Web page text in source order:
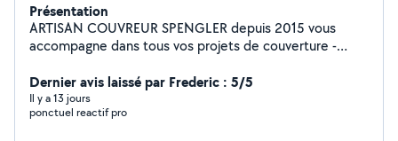
Présentation
ARTISAN COUVREUR SPENGLER depuis 2015 vous
accompagne dans tous vos projets de couverture -
Vérification de toiture par drone 90 rue des glacis
02100 SAINT QUENTIN
Dernier avis laissé par Frederic : 5/5
Il y a 13 jours
ponctuel reactif pro